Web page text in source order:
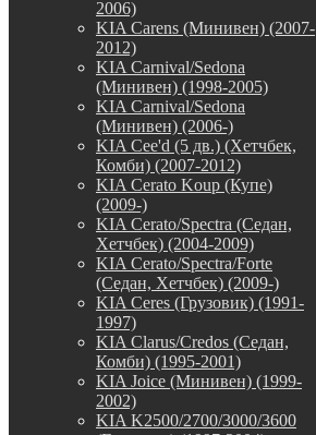
2006)
KIA Carens (Минивен) (2007-
2012)
KIA Carnival/Sedona
(Минивен) (1998-2005)
KIA Carnival/Sedona
(Минивен) (2006-)
KIA Cee'd (5 дв.) (Хетчбек,
Комби) (2007-2012)
KIA Cerato Koup (Купе)
(2009-)
KIA Cerato/Spectra (Седан,
Хетчбек) (2004-2009)
KIA Cerato/Spectra/Forte
(Седан, Хетчбек) (2009-)
KIA Ceres (Грузовик) (1991-
1997)
KIA Clarus/Credos (Седан,
Комби) (1995-2001)
KIA Joice (Минивен) (1999-
2002)
KIA K2500/2700/3000/3600